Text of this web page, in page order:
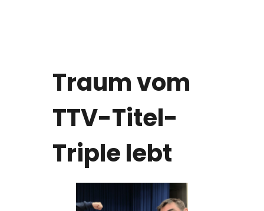
Traum vom
TTV-Titel-
Triple lebt